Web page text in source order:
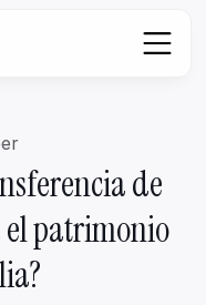
de
el patrimonio